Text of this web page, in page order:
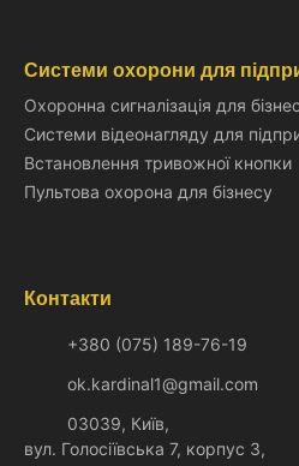
Системи охорони для
Охоронна сигналізація для
Системи відеонагляду для
Встановлення тривожної кнопки
Пультова охорона для бізнесу
Контакти
+380 (075) 189-76-19
ok.kardinal1@gmail.com
03039, Київ,
вул. Голосіївська 7, корпус 3,